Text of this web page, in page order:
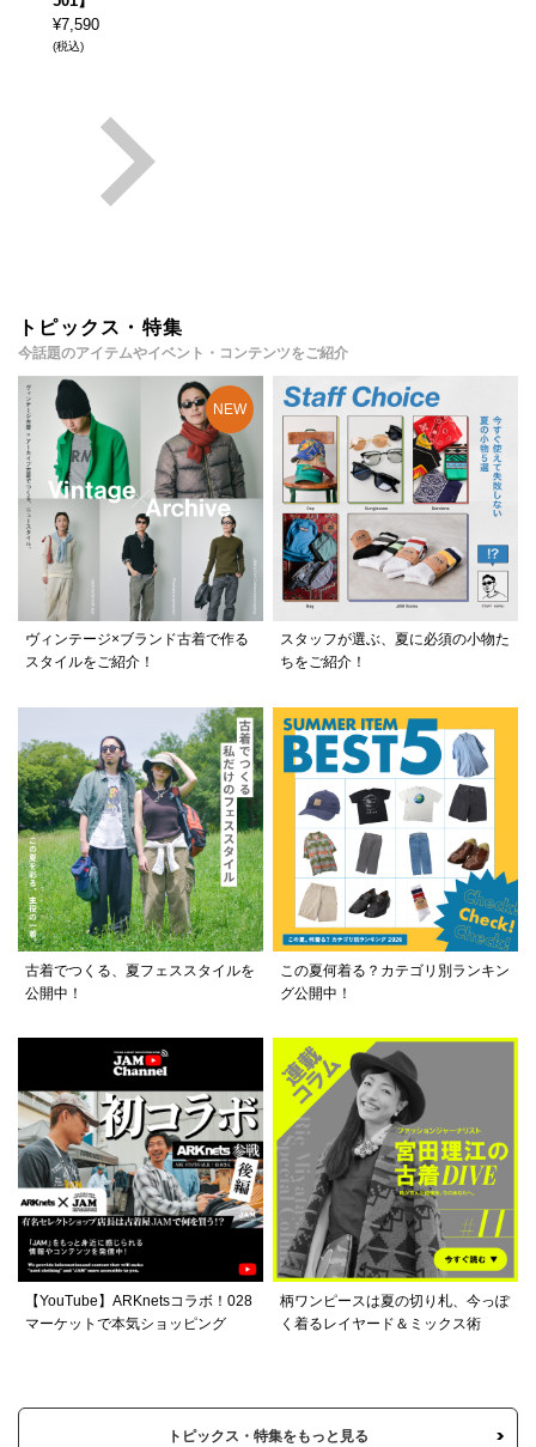
¥7,590
(税込)
トピックス・特集
今話題のアイテムやイベント・コンテンツをご紹介
ヴィンテージ×ブランド古着で作る
スタイルをご紹介！
スタッフが選ぶ、夏に必須の小物た
ちをご紹介！
古着でつくる、夏フェススタイルを
公開中！
この夏何着る？カテゴリ別ランキン
グ公開中！
【YouTube】ARKnetsコラボ！028
マーケットで本気ショッピング
柄ワンピースは夏の切り札、今っぽ
く着るレイヤード＆ミックス術
トピックス・特集をもっと見る